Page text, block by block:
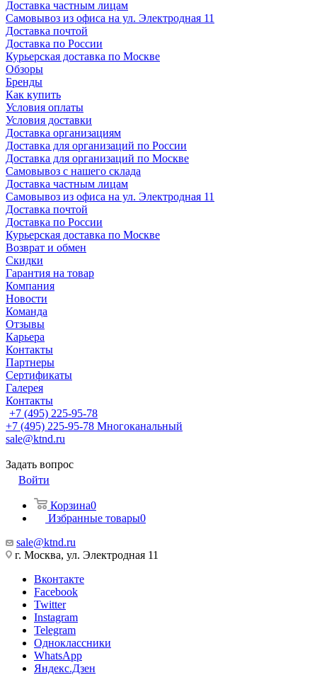
Доставка частным лицам
Самовывоз из офиса на ул. Электродная 11
Доставка почтой
Доставка по России
Курьерская доставка по Москве
Обзоры
Бренды
Как купить
Условия оплаты
Условия доставки
Доставка организациям
Доставка для организаций по России
Доставка для организаций по Москве
Самовывоз с нашего склада
Доставка частным лицам
Самовывоз из офиса на ул. Электродная 11
Доставка почтой
Доставка по России
Курьерская доставка по Москве
Возврат и обмен
Скидки
Гарантия на товар
Компания
Новости
Команда
Отзывы
Карьера
Контакты
Партнеры
Сертификаты
Галерея
Контакты
+7 (495) 225-95-78
+7 (495) 225-95-78 Многоканальный
sale@ktnd.ru
Задать вопрос
Войти
Корзина0
Избранные товары0
sale@ktnd.ru
г. Москва, ул. Электродная 11
Вконтакте
Facebook
Twitter
Instagram
Telegram
Одноклассники
WhatsApp
Яндекс.Дзен